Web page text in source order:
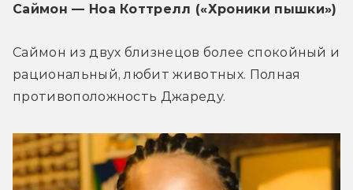
Саймон — Ноа Коттрелл («Хроники пышки»)
Саймон из двух близнецов более спокойный и
рациональный, любит животных. Полная
противоположность Джареду.